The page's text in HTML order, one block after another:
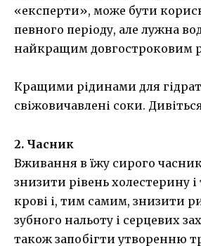
«експерти», може бути
певного періоду, але лужна
найкращим довгостроковим
Кращими рідинами для
свіжовичавлені соки.
2. Часник
Вживання в їжу сирого
знизити рівень холестерину і
крові і, тим самим, знизити
зубного нальоту і серцевих
також запобігти утворенню